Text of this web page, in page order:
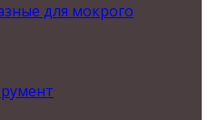
для мокрого